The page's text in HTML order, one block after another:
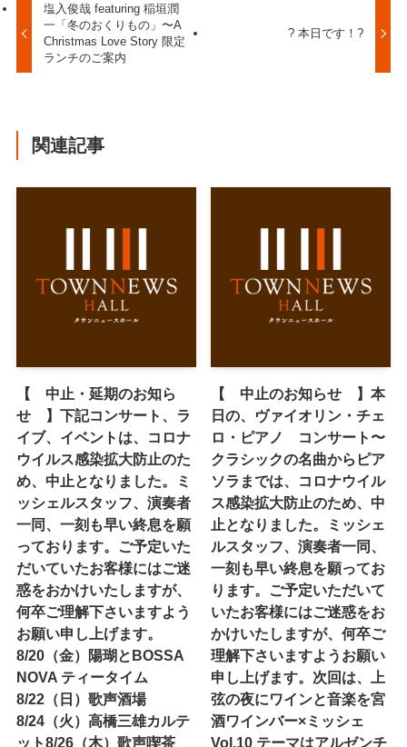
塩入俊哉 featuring 稲垣潤
一「冬のおくりもの」〜A
Christmas Love Story 限定
ランチのご案内
? 本日です！?
関連記事
【 中止・延期のお知ら
せ 】下記コンサート、ラ
イブ、イベントは、コロナ
ウイルス感染拡大防止のた
め、中止となりました。ミ
ッシェルスタッフ、演奏者
一同、一刻も早い終息を願
っております。ご予定いた
だいていたお客様にはご迷
惑をおかけいたしますが、
何卒ご理解下さいますよう
お願い申し上げます。
8/20（金）陽瑚とBOSSA
NOVA ティータイム
8/22（日）歌声酒場
8/24（火）高橋三雄カルテ
ット8/26（木）歌声喫茶
【 中止のお知らせ 】本
日の、ヴァイオリン・チェ
ロ・ピアノ コンサート〜
クラシックの名曲からピア
ソラまでは、コロナウイル
ス感染拡大防止のため、中
止となりました。ミッシェ
ルスタッフ、演奏者一同、
一刻も早い終息を願ってお
ります。ご予定いただいて
いたお客様にはご迷惑をお
かけいたしますが、何卒ご
理解下さいますようお願い
申し上げます。次回は、上
弦の夜にワインと音楽を宮
酒ワインバー×ミッシェ
Vol.10 テーマはアルゼンチ